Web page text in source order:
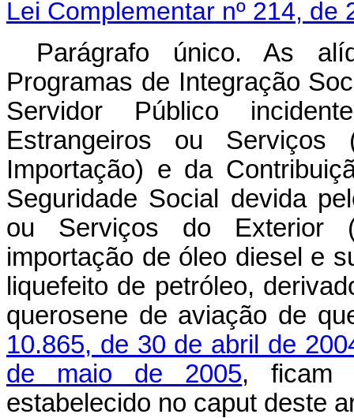
Lei Complementar nº 214, de
Parágrafo único. As
Programas de Integração
Servidor Público
Estrangeiros ou Serviços
Importação) e da
Seguridade Social devida
ou Serviços do Exterior
importação de óleo diesel e
liquefeito de petróleo,
querosene de aviação de
10.865, de 30 de abril de
de maio de 2005, ficam
estabelecido no caput deste